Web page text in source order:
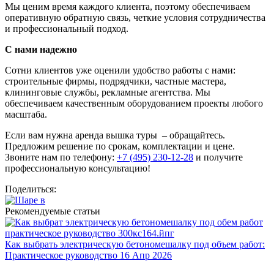
Мы ценим время каждого клиента, поэтому обеспечиваем
оперативную обратную связь, четкие условия сотрудничества
и профессиональный подход.
С нами надежно
Сотни клиентов уже оценили удобство работы с нами:
строительные фирмы, подрядчики, частные мастера,
клининговые службы, рекламные агентства. Мы
обеспечиваем качественным оборудованием проекты любого
масштаба.
Если вам нужна аренда вышка туры – обращайтесь.
Предложим решение по срокам, комплектации и цене.
Звоните нам по телефону: +7 (495) 230-12-28 и получите
профессиональную консультацию!
Поделиться:
Рекомендуемые статьи
Как выбрать электрическую бетономешалку под объем работ:
Практическое руководство 16 Апр 2026